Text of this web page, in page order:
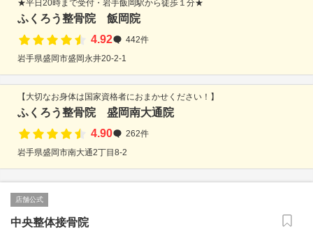
★平日20時まで受付・岩手飯岡駅から徒歩１分★
ふくろう整骨院 飯岡院
4.92
442件
岩手県盛岡市盛岡永井20-2-1
【大切なお身体は国家資格者におまかせください！】
ふくろう整骨院 盛岡南大通院
4.90
262件
岩手県盛岡市南大通2丁目8-2
店舗公式
中央整体接骨院